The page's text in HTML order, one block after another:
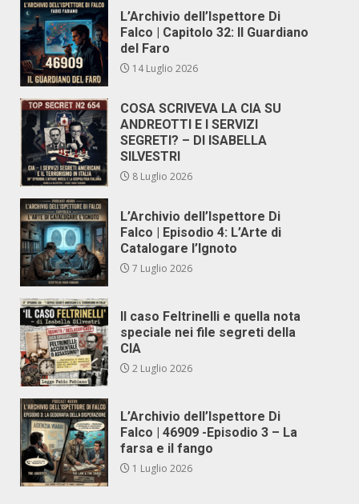
L’Archivio dell’Ispettore Di
Falco | Capitolo 32: Il Guardiano
del Faro
14 Luglio 2026
COSA SCRIVEVA LA CIA SU
ANDREOTTI E I SERVIZI
SEGRETI? – DI ISABELLA
SILVESTRI
8 Luglio 2026
L’Archivio dell’Ispettore Di
Falco | Episodio 4: L’Arte di
Catalogare l’Ignoto
7 Luglio 2026
Il caso Feltrinelli e quella nota
speciale nei file segreti della
CIA
2 Luglio 2026
L’Archivio dell’Ispettore Di
Falco | 46909 -Episodio 3 – La
farsa e il fango
1 Luglio 2026